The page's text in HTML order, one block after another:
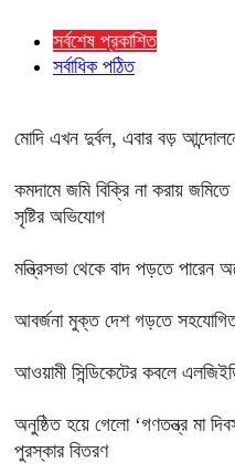
সর্বশেষ প্রকাশিত
সর্বাধিক পঠিত
মোদি এখন দুর্বল, এবার বড়
কমদামে জমি বিক্রি না করায়
সৃষ্টির অভিযোগ
মন্ত্রিসভা থেকে বাদ পড়তে
আবর্জনা মুক্ত দেশ গড়তে সহযোগিতা
‎আওয়ামী সিন্ডিকেটের কবলে
অনুষ্ঠিত হয়ে গেলো ‘গণতন্ত্র মা
পুরস্কার বিতরণ